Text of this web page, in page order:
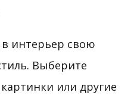
в интерьер свою
Выберите
или другие